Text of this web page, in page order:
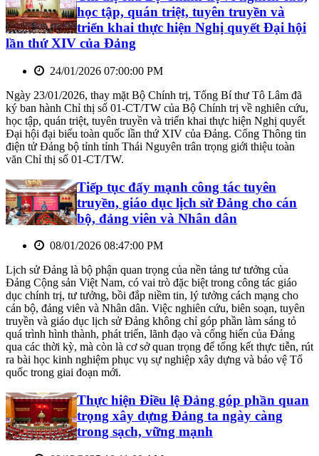
học tập, quán triệt, tuyên truyền và
triển khai thực hiện Nghị quyết Đại hội
lần thứ XIV của Đảng
24/01/2026 07:00:00 PM
Ngày 23/01/2026, thay mặt Bộ Chính trị, Tổng Bí thư Tô Lâm đã
ký ban hành Chỉ thị số 01-CT/TW của Bộ Chính trị về nghiên cứu,
học tập, quán triệt, tuyên truyền và triển khai thực hiện Nghị quyết
Đại hội đại biểu toàn quốc lần thứ XIV của Đảng. Cổng Thông tin
điện tử Đảng bộ tỉnh tỉnh Thái Nguyên trân trọng giới thiệu toàn
văn Chỉ thị số 01-CT/TW.
Tiếp tục đẩy mạnh công tác tuyên
truyền, giáo dục lịch sử Đảng cho cán
bộ, đảng viên và Nhân dân
08/01/2026 08:47:00 PM
Lịch sử Đảng là bộ phận quan trọng của nền tảng tư tưởng của
Đảng Cộng sản Việt Nam, có vai trò đặc biệt trong công tác giáo
dục chính trị, tư tưởng, bồi đắp niềm tin, lý tưởng cách mạng cho
cán bộ, đảng viên và Nhân dân. Việc nghiên cứu, biên soạn, tuyên
truyền và giáo dục lịch sử Đảng không chỉ góp phần làm sáng tỏ
quá trình hình thành, phát triển, lãnh đạo và cống hiến của Đảng
qua các thời kỳ, mà còn là cơ sở quan trọng để tổng kết thực tiễn, rút
ra bài học kinh nghiệm phục vụ sự nghiệp xây dựng và bảo vệ Tổ
quốc trong giai đoạn mới.
Thực hiện Điều lệ Đảng góp phần quan
trọng xây dựng Đảng ta ngày càng
trong sạch, vững mạnh